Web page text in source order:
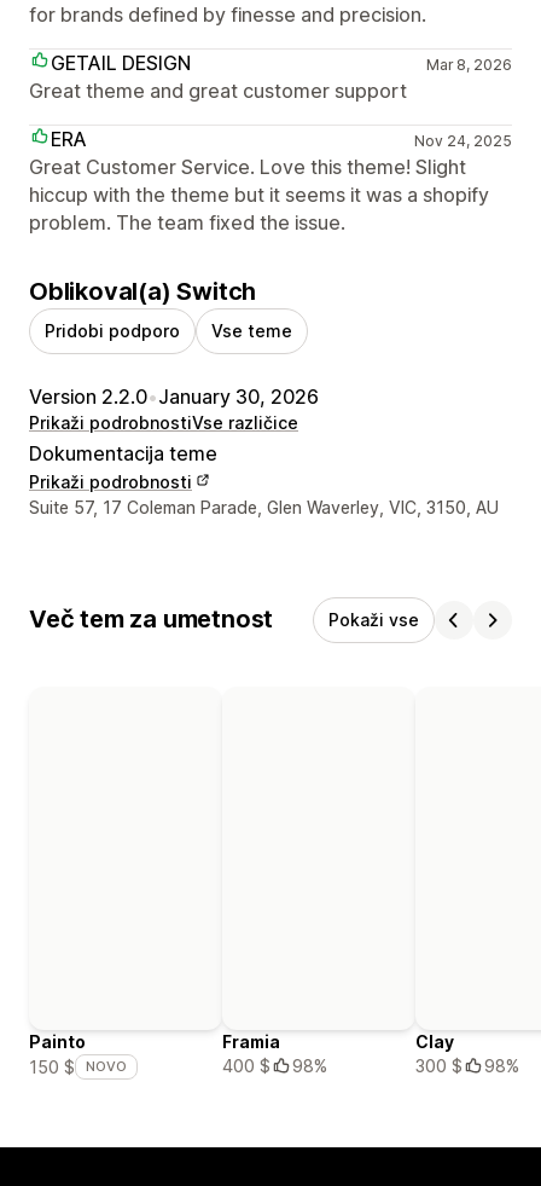
for brands defined by finesse and precision.
GETAIL DESIGN
Mar 8, 2026
Great theme and great customer support
ERA
Nov 24, 2025
Great Customer Service. Love this theme! Slight
hiccup with the theme but it seems it was a shopify
problem. The team fixed the issue.
Oblikoval(a) Switch
Pridobi podporo Vse teme
Version 2.2.0•January 30, 2026
Prikaži podrobnostiVse različice
Dokumentacija teme
Prikaži podrobnosti
Podatki za stik z oblikovalcem
Suite 57, 17 Coleman Parade, Glen Waverley, VIC, 3150, AU
Več tem za umetnost Pokaži vse
Painto
150 $
NOVO
Framia
400 $
98%
Clay
300 $
98%